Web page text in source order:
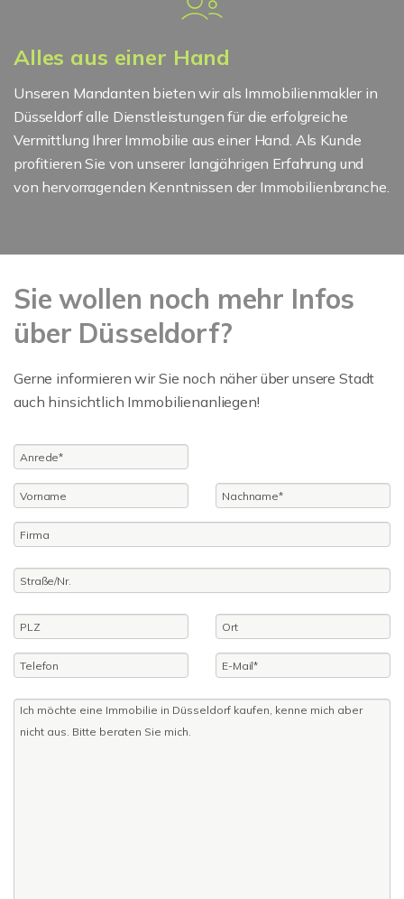
Alles aus einer Hand
Unseren Mandanten bieten wir als Immobilienmakler in
Düsseldorf alle Dienstleistungen für die erfolgreiche
Vermittlung Ihrer Immobilie aus einer Hand. Als Kunde
profitieren Sie von unserer langjährigen Erfahrung und
von hervorragenden Kenntnissen der Immobilienbranche.
Sie wollen noch mehr Infos
über Düsseldorf?
Gerne informieren wir Sie noch näher über unsere Stadt
auch hinsichtlich Immobilienanliegen!